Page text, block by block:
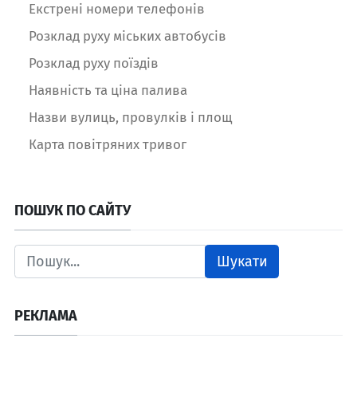
Екстрені номери телефонів
Розклад руху міських автобусів
Розклад руху поїздів
Наявність та ціна палива
Назви вулиць, провулків і площ
Карта повітряних тривог
ПОШУК ПО САЙТУ
Шукати
РЕКЛАМА